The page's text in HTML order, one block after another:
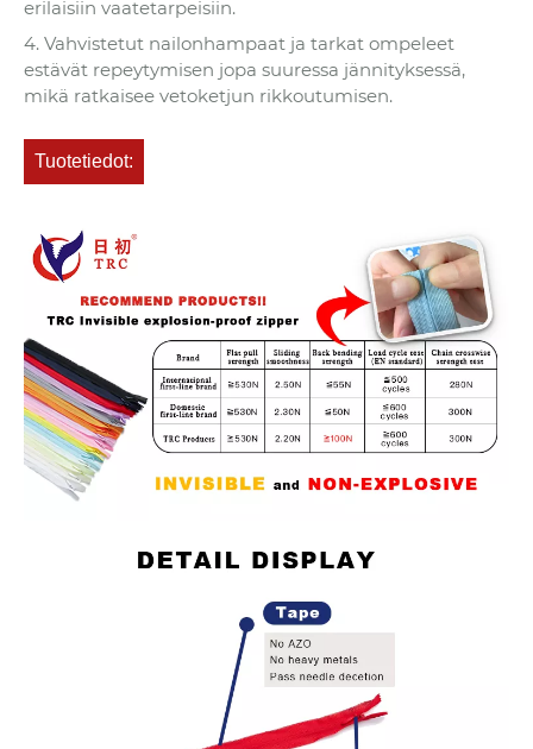
erilaisiin vaatetarpeisiin.
4. Vahvistetut nailonhampaat ja tarkat ompeleet
estävät repeytymisen jopa suuressa jännityksessä,
mikä ratkaisee vetoketjun rikkoutumisen.
Tuotetiedot: